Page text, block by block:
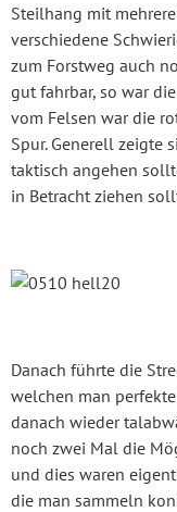
Steilhang mit
verschiedene
zum Forstweg auch
gut fahrbar, so war
vom Felsen war die
Spur. Generell zeigte
taktisch angehen
in Betracht ziehen
Danach führte die
welchen man
danach wieder
noch zwei Mal die
und dies waren
die man sammeln